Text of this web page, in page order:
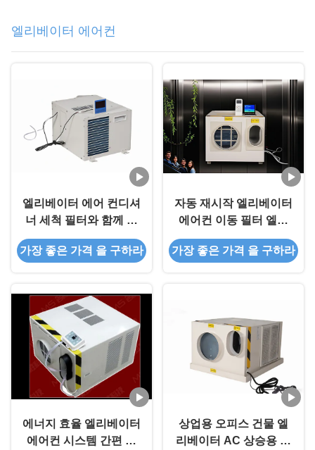
엘리베이터 에어컨
엘리베이터 에어 컨디셔
너 세척 필터와 함께 엘
리베이터 AC 단위
가장 좋은 가격 을 구하라
자동 재시작 엘리베이터
에어컨 이동 필터 엘리
베이터 에어컨 시스템
가장 좋은 가격 을 구하라
에너지 효율 엘리베이터
에어컨 시스템 간편 유
상업용 오피스 건물 엘
리베이터 AC 상승용 주